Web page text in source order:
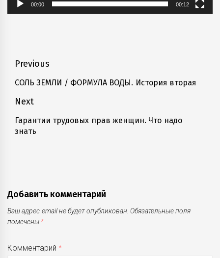
00:00 00:12
Навигация
по
записям
Previous
Previous
CОЛЬ ЗЕМЛИ / ФОРМУЛА ВОДЫ. История вторая
Next
Next
post:
Гарантии трудовых прав женщин. Что надо
знать
Добавить комментарий
Ваш адрес email не будет опубликован. Обязательные поля
помечены *
Комментарий*